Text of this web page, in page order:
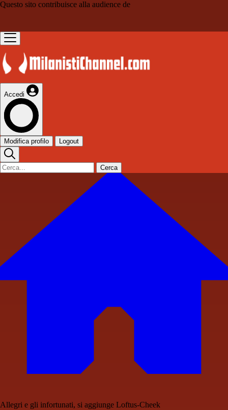
Questo sito contribuisce alla audience de
Accedi
Modifica profilo Logout
Cerca
Allegri e gli infortunati, si aggiunge Loftus-Cheek